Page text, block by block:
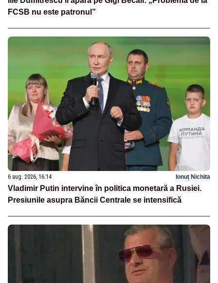
FCSB nu este patronul”
6 aug. 2026, 16:14 Ionuț Nichita
Vladimir Putin intervine în politica monetară a Rusiei.
Presiunile asupra Băncii Centrale se intensifică